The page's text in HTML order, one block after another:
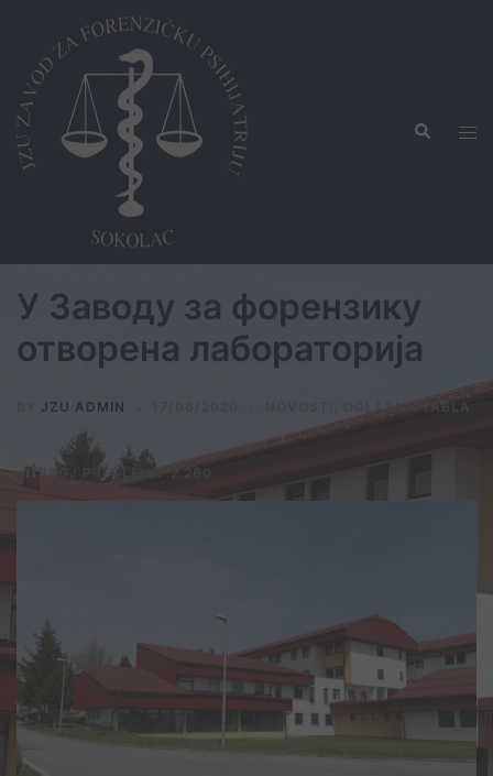
content
Search
У Заводу за форензику
отворена лабораторија
JZU ADMIN OGLASNA TABLA
BROJ PREGLEDA :2.260